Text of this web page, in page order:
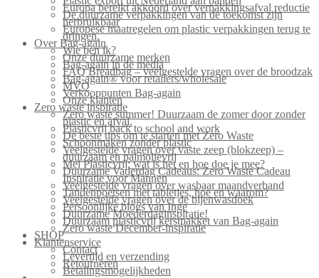
Europa bereikt akkoord over verpakkingsafval reductie
De duurzame verpakkingen van de toekomst zijn
herbruikbaar
Europese maatregelen om plastic verpakkingen terug te
dringen.
Over Bag-again
Wie ben ik?
Onze duurzame merken
Bag-again in de media
FAQ Breadbag – veelgestelde vragen over de broodzak
Bag-again® voor retailers/wholesale
MVO
Verkooppunten Bag-again
Onze klanten
Zero waste inspiratie
Zero waste summer! Duurzaam de zomer door zonder
plastic en afval.
Plasticvrij back to school and work
De beste tips om te starten met Zero Waste
Schoonmaken zonder plastic
Veelgestelde vragen over vaste zeep (blokzeep) –
duurzaam en palmolievrij
Mei Plasticvrij: wat is het en hoe doe je mee?
Duurzame Vaderdag Cadeaus: Zero Waste Cadeau
Inspiratie voor Mannen
Veelgestelde vragen over wasbaar maandverband
Tandenpoetsen met tabletjes, hoe en waarom?
Veelgestelde vragen over de bijenwasdoek
Persoonlijke blogs van Inge
Duurzame Moederdaginspiratie!
Duurzaam plasticvrij kerstpakket van Bag-again
Zero waste December-inspiratie
SHOP
Klantenservice
Contact
Levertijd en verzending
Retourneren
Betalingsmogelijkheden